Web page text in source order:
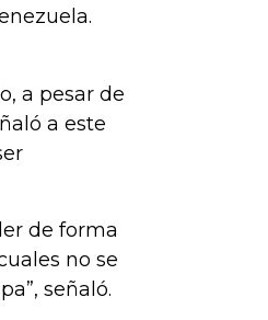
a pesar de
a este
de forma
no se
señaló.